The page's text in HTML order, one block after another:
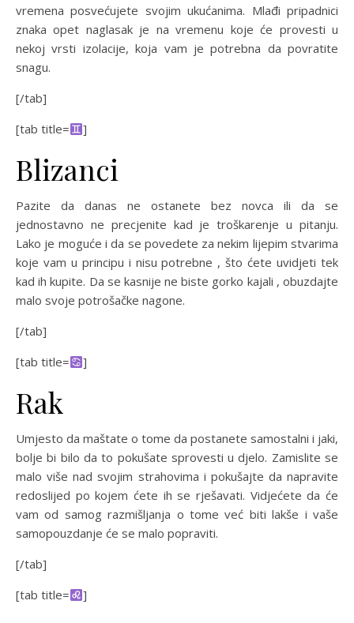
vremena posvećujete svojim ukućanima. Mlađi pripadnici
znaka opet naglasak je na vremenu koje će provesti u
nekoj vrsti izolacije, koja vam je potrebna da povratite
snagu.
[/tab]
[tab title=
]
Blizanci
Pazite da danas ne ostanete bez novca ili da se
jednostavno ne precjenite kad je troškarenje u pitanju.
Lako je moguće i da se povedete za nekim lijepim stvarima
koje vam u principu i nisu potrebne , što ćete uvidjeti tek
kad ih kupite. Da se kasnije ne biste gorko kajali , obuzdajte
malo svoje potrošačke nagone.
[/tab]
[tab title=
]
Rak
Umjesto da maštate o tome da postanete samostalni i jaki,
bolje bi bilo da to pokušate sprovesti u djelo. Zamislite se
malo više nad svojim strahovima i pokušajte da napravite
redoslijed po kojem ćete ih se rješavati. Vidjećete da će
vam od samog razmišljanja o tome već biti lakše i vaše
samopouzdanje će se malo popraviti.
[/tab]
[tab title=
]